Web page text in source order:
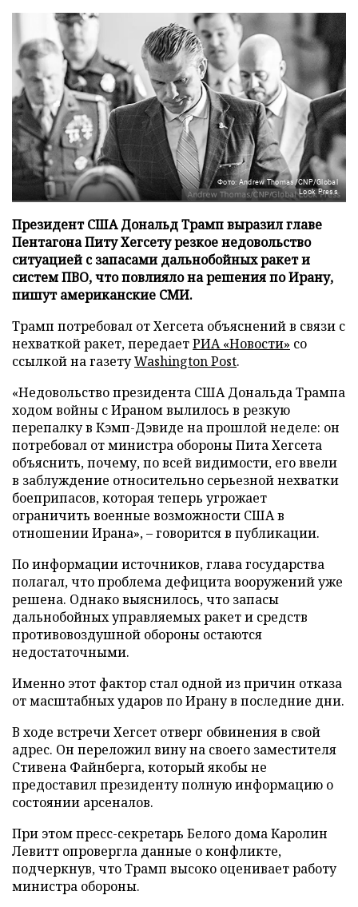
Фото: Andrew Thomas/CNP/Global
Look Press
Президент США Дональд Трамп выразил главе
Пентагона Питу Хегсету резкое недовольство
ситуацией с запасами дальнобойных ракет и
систем ПВО, что повлияло на решения по Ирану,
пишут американские СМИ.
Трамп потребовал от Хегсета объяснений в связи с
нехваткой ракет, передаетРИА «Новости» со
ссылкой на газетуWashington Post.
«Недовольство президента США Дональда Трампа
ходом войны с Ираном вылилось в резкую
перепалку в Кэмп-Дэвиде на прошлой неделе: он
потребовал от министра обороны Пита Хегсета
объяснить, почему, по всей видимости, его ввели
в заблуждение относительно серьезной нехватки
боеприпасов, которая теперь угрожает
ограничить военные возможности США в
отношении Ирана», – говорится в публикации.
По информации источников, глава государства
полагал, что проблема дефицита вооружений уже
решена. Однако выяснилось, что запасы
дальнобойных управляемых ракет и средств
противовоздушной обороны остаются
недостаточными.
Именно этот фактор стал одной из причин отказа
от масштабных ударов по Ирану в последние дни.
В ходе встречи Хегсет отверг обвинения в свой
адрес. Он переложил вину на своего заместителя
Стивена Файнберга, который якобы не
предоставил президенту полную информацию о
состоянии арсеналов.
При этом пресс-секретарь Белого дома Каролин
Левитт опровергла данные о конфликте,
подчеркнув, что Трамп высоко оценивает работу
министра обороны.